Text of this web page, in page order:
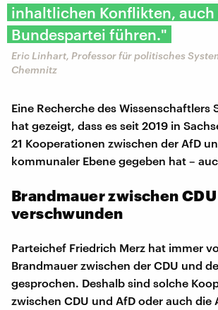
inhaltlichen Konflikten, auch
Bundespartei führen."
Eric Linhart, Professor für politisches
Chemnitz
Eine Recherche des Wissenschaftlers
hat gezeigt, dass es seit 2019 in
21 Kooperationen zwischen der AfD
kommunaler Ebene gegeben hat –
Brandmauer zwischen
verschwunden
Parteichef Friedrich Merz hat immer
Brandmauer zwischen der CDU und
gesprochen. Deshalb sind solche
zwischen CDU und AfD oder auch die